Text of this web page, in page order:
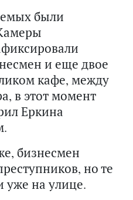
были
и еще двое
кафе, между
в этот момент
Еркина
бизнесмен
но те
уже на улице.